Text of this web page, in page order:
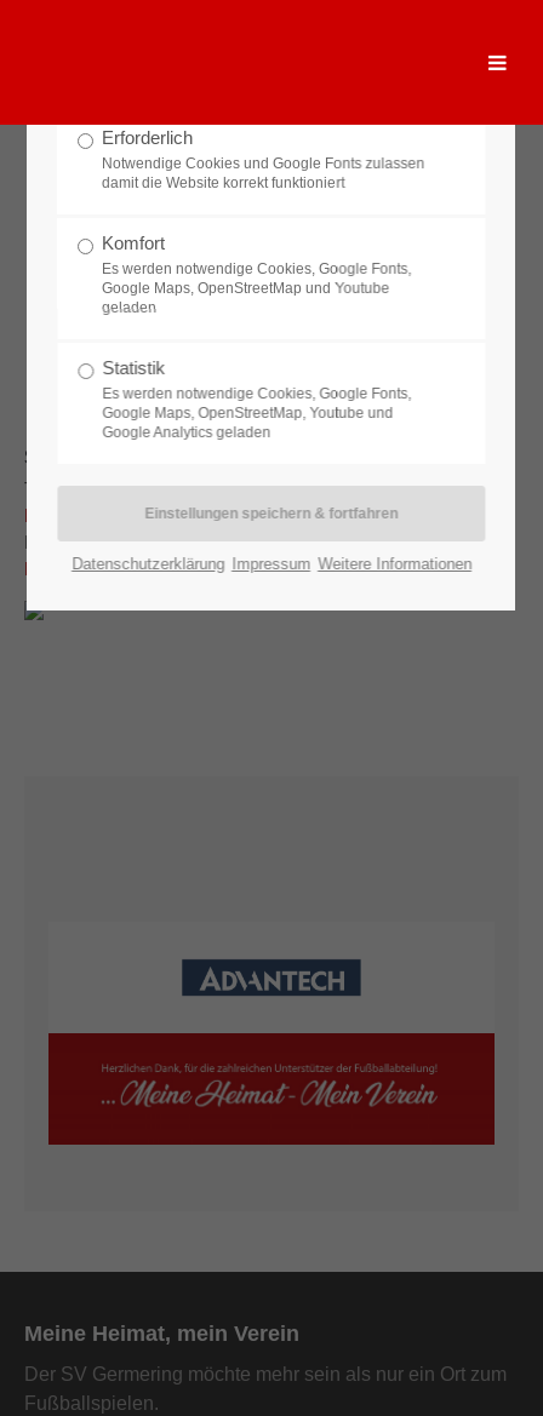
Der Eintrag "offcanvas-col2" existiert leider nicht.
Der Eintrag "offcanvas-col4" existiert leider nicht.
Erforderlich
Notwendige Cookies und Google Fonts zulassen
damit die Website korrekt funktioniert
Komfort
Es werden notwendige Cookies, Google Fonts,
Google Maps, OpenStreetMap und Youtube
geladen
Statistik
Es werden notwendige Cookies, Google Fonts,
Google Maps, OpenStreetMap, Youtube und
Google Analytics geladen
Datenschutzerklärung Impressum Weitere Informationen
Senioren A
Trainingszeiten
Kunstrasen
Fr 20:00 - 21:30 Uhr
Kontakt Trainer
Meine Heimat, mein Verein
Der SV Germering möchte mehr sein als nur ein Ort zum
Fußballspielen.